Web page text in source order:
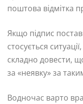
поштова відмітка
Якщо підпис
стосується
складно довести,
за «неявку» за
Водночас варто